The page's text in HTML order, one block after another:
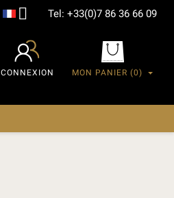
 Tel: +33(0)7 86 36 66 09
MON PANIER (0)
CONNEXION